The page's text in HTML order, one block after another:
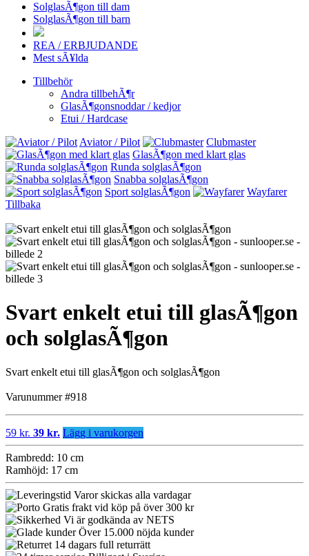
SolglasÃ¶gon till dam
SolglasÃ¶gon till barn
REA / ERBJUDANDE
Mest sÃ¥lda
Tillbehör
Andra tillbehÃ¶r
GlasÃ¶gonsnoddar / kedjor
Etui / Hardcase
Aviator / Pilot
Clubmaster
GlasÃ¶gon med klart glas
Runda solglasÃ¶gon
Snabba solglasÃ¶gon
Sport solglasÃ¶gon
Wayfarer
Tillbaka
Svart enkelt etui till glasÃ¶gon
och solglasÃ¶gon
Svart enkelt etui till glasÃ¶gon och solglasÃ¶gon
Varunummer #918
59 kr. 39 kr. Lägg i varukorgen
Rambredd: 10 cm
Ramhöjd: 17 cm
Varor skickas alla vardagar
Gratis frakt vid köp på över 300 kr
Vi är godkända av NETS
Över 15.000 nöjda kunder
14 dagars full returrätt